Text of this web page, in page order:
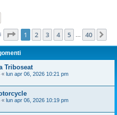
Pagina di 40
1 2 3 4 5 40
Triboseat
« lun apr 06, 2026 10:21 pm
« lun apr 06, 2026 10:19 pm